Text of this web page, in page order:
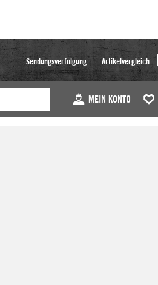
Sendungsverfolgung Artikelvergleich
MEIN KONTO